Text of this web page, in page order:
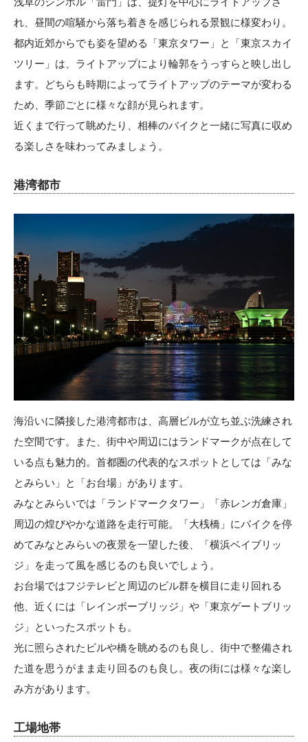
れ、昼間の喧騒から落ち着きを感じられる景観に様変わり。
都内近郊からでも姿を望める「東京タワー 」と「東京スカイ
ツリー 」は、ライトアップにより輪郭をうっすらと映し出し
ます。どちらも時期によってライトアップのテーマが変わる
ため、季節ごとに様々な顔が見られます。
近くまで行って眺めたり、相棒のバイクと一緒に写真に収め
る楽しさを味わってみましょう。
港湾都市
海沿いに隣接した港湾都市は、高層ビルが立ち並ぶ洗練され
た空間です。また、街中や周辺にはランドマークが点在して
いる点も魅力的。首都圏の代表的なスポットとしては「みな
とみらい 」と「お台場 」があります。
みなとみらいでは「ランドマークタワー 」「赤レンガ倉庫 」
周辺の煌びやかな道路を走行可能。「大桟橋 」にバイクを停
めてみなとみらいの夜景を一望した後、「横浜ベイブリッ
ジ 」を走って風を感じるのも良いでしょう。
お台場ではフジテレビと周辺のビル群を横目に走り回れる
他、近くには「レインボーブリッジ 」や「東京ゲートブリッ
ジ 」といったスポットも。
光に照らされたビルや橋を眺めるのも良し、街中で整備され
た道を思うがまま走り回るのも良し。夜の街には様々な楽し
み方があります。
工場地帯